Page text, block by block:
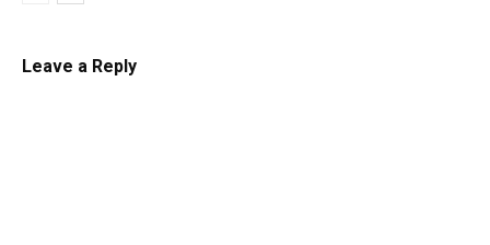
Leave a Reply